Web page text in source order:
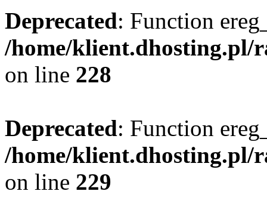
Deprecated: Function
/home/klient.dhosting.pl/
on line 228
Deprecated: Function
/home/klient.dhosting.pl/
on line 229